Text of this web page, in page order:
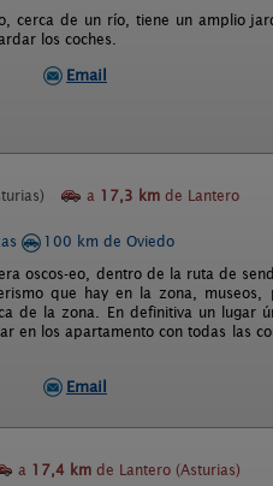
cerca de un río, tiene un amplio
los coches.
Email
a 17,3 km de Lantero
100 km de Oviedo
oscos-eo, dentro de la ruta de
que hay en la zona, museos,
de la zona. En definitiva un lugar
en los apartamento con todas las
Email
a 17,4 km de Lantero (Asturias)